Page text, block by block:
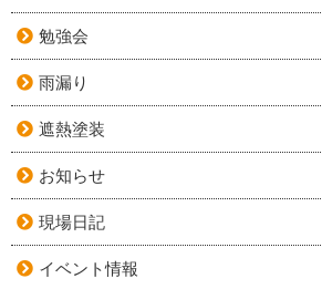
勉強会
雨漏り
遮熱塗装
お知らせ
現場日記
イベント情報